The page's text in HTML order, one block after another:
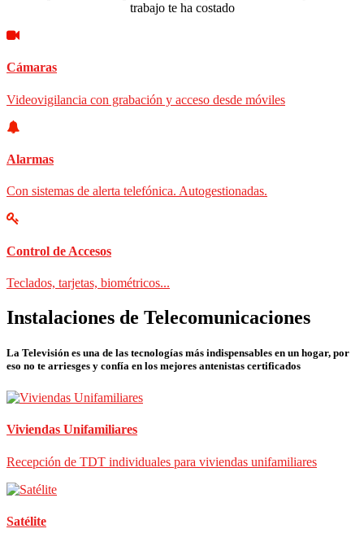
trabajo te ha costado
Cámaras
Videovigilancia con grabación y acceso desde móviles
Alarmas
Con sistemas de alerta telefónica. Autogestionadas.
Control de Accesos
Teclados, tarjetas, biométricos...
Instalaciones de Telecomunicaciones
La Televisión es una de las tecnologías más indispensables en un hogar, por
eso no te arriesges y confía en los mejores antenistas certificados
Viviendas Unifamiliares
Recepción de TDT individuales para viviendas unifamiliares
Satélite